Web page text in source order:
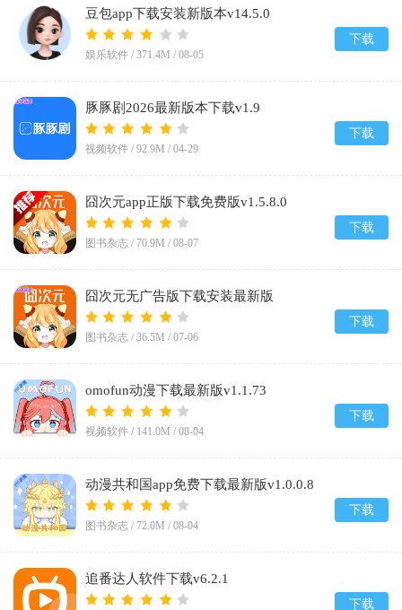
豆包app下载安装新版本v14.5.0
娱乐软件 / 371.4M / 08-05
下载
豚豚剧2026最新版本下载v1.9
视频软件 / 92.9M / 04-29
下载
囧次元app正版下载免费版v1.5.8.0
图书杂志 / 70.9M / 08-07
下载
囧次元无广告版下载安装最新版
2026v1.5.8.0
图书杂志 / 36.5M / 07-06
下载
omofun动漫下载最新版v1.1.73
视频软件 / 141.0M / 08-04
下载
动漫共和国app免费下载最新版v1.0.0.8
图书杂志 / 72.0M / 08-04
下载
追番达人软件下载v6.2.1
下载